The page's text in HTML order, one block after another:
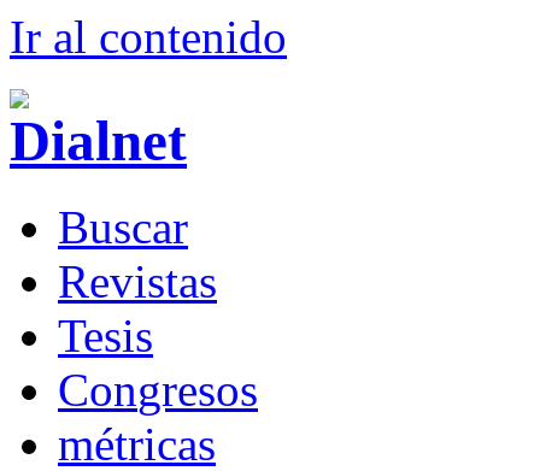
Ir al contenido
Buscar
Revistas
Tesis
Congresos
métricas